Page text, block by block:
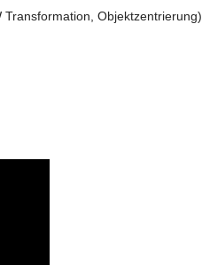
Objektzentrierung)